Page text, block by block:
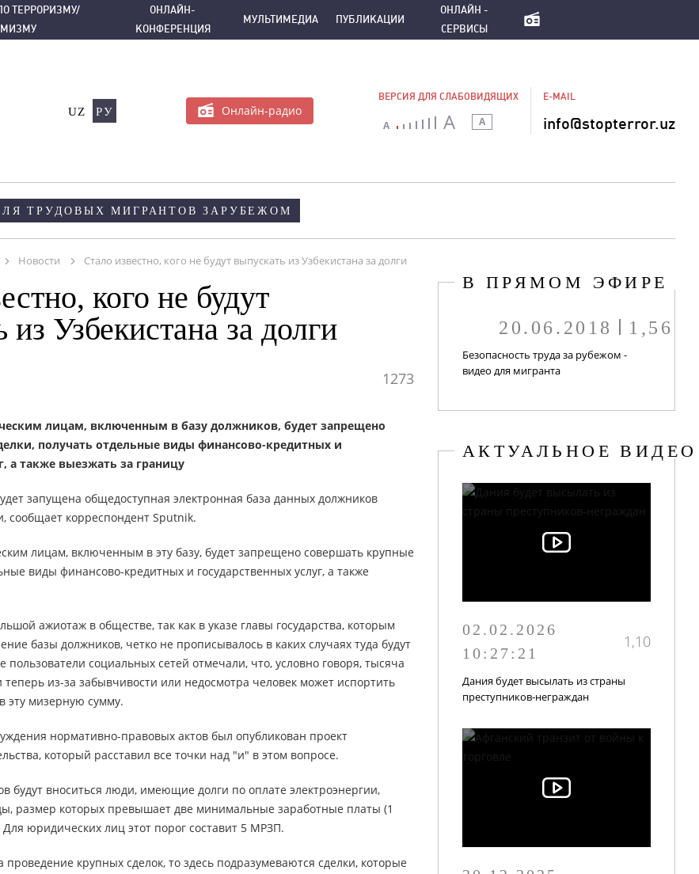
ЭКСТРЕМИЗМУ ОНЛАЙН-КОНФЕРЕНЦИЯ ОНЛАЙН - СЕРВИСЫ
ТЕРРОРИЗМУ/
ОНЛАЙН-
КОНФЕРЕНЦИЯ
МУЛЬТИМЕДИА ПУБЛИКАЦИИ
ОНЛАЙН -
СЕРВИСЫ
UZ РУ Онлайн-радио
ВЕРСИЯ ДЛЯ СЛАБОВИДЯЩИХ
A A A
E-MAIL
info@stopterror.uz
ТРУДОВЫХ МИГРАНТОВ ЗАРУБЕЖОМ
Новости Стало известно, кого не будут выпускать из Узбекистана за долги
В ПРЯМОМ ЭФИРЕ
20.06.2018 1,56
Безопасность труда за рубежом -
видео для мигранта
АКТУАЛЬНОЕ ВИДЕО
02.02.2026
10:27:21
1,10
Дания будет высылать из страны
преступников-неграждан
кого не будут
из Узбекистана за долги
1273
лицам, включенным в базу должников, будет запрещено
получать отдельные виды финансово-кредитных и
а также выезжать за границу
запущена общедоступная электронная база данных должников
сообщает корреспондент Sputnik.
лицам, включенным в эту базу, будет запрещено совершать крупные
виды финансово-кредитных и государственных услуг, а также
ажиотаж в обществе, так как в указе главы государства, которым
базы должников, четко не прописывалось в каких случаях туда будут
социальных сетей отмечали, что, условно говоря, тысяча
из-за забывчивости или недосмотра человек может испортить
эту мизерную сумму.
нормативно-правовых актов был опубликован проект
который расставил все точки над "и" в этом вопросе.
будут вноситься люди, имеющие долги по оплате электроэнергии,
размер которых превышает две минимальные заработные платы (1
юридических лиц этот порог составит 5 МРЗП.
проведение крупных сделок, то здесь подразумеваются сделки, которые